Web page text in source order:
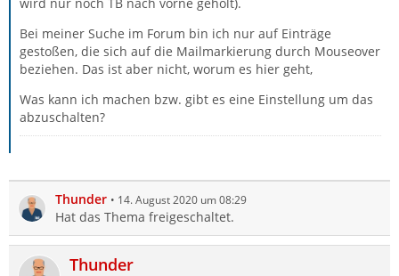
Bei meiner Suche im Forum bin ich nur auf Einträge
gestoßen, die sich auf die Mailmarkierung durch Mouseover
beziehen. Das ist aber nicht, worum es hier geht,
Was kann ich machen bzw. gibt es eine Einstellung um das
abzuschalten?
Thunder 14. August 2020 um 08:29
Hat das Thema freigeschaltet.
Thunder